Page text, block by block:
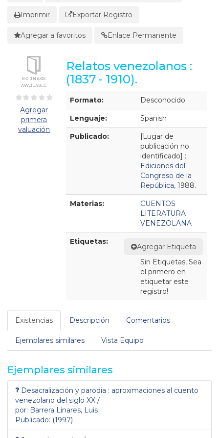
Imprimir Exportar Registro
Agregar a favoritos Enlace Permanente
Agregar
primera
valuación
Relatos venezolanos :
(1837 - 1910).
Detalles Bibliográficos
Formato: Desconocido
Lenguaje: Spanish
Publicado:
[Lugar de
publicación no
identificado] :
Ediciones del
Congreso de la
República, 1988.
Materias:
CUENTOS
LITERATURA
VENEZOLANA
Etiquetas:
Agregar Etiqueta
Sin Etiquetas, Sea
el primero en
etiquetar este
registro!
Existencias Descripción Comentarios
Ejemplares similares Vista Equipo
Ejemplares similares
Desacralización y parodia : aproximaciones al cuento
venezolano del siglo XX /
por: Barrera Linares, Luis
Publicado: (1997)